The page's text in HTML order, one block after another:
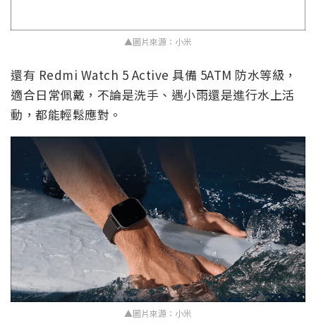
▲圖片來源：小米
還有 Redmi Watch 5 Active 具備 5ATM 防水等級，
適合日常佩戴，不論是洗手、遇小雨還是進行水上活
動，都能輕鬆應對。
▲圖片來源：小米